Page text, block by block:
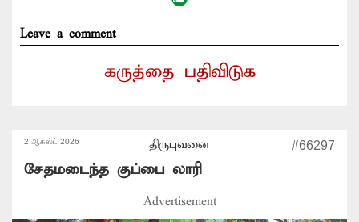
Leave a comment
கருத்தை பதிவிடுக
2 ஆகஸ்ட் 2026 திருபுவனை #66297
சேதமடைந்த குப்பை லாரி
Advertisement